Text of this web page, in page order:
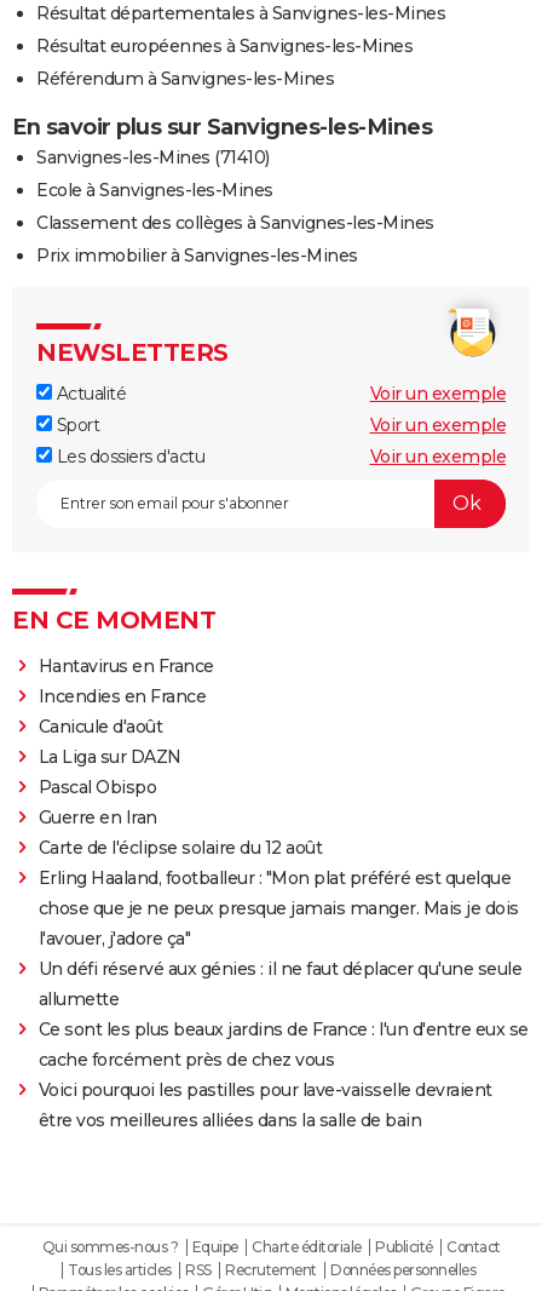
Résultat départementales à Sanvignes-les-Mines
Résultat européennes à Sanvignes-les-Mines
Référendum à Sanvignes-les-Mines
En savoir plus sur Sanvignes-les-Mines
Sanvignes-les-Mines (71410)
Ecole à Sanvignes-les-Mines
Classement des collèges à Sanvignes-les-Mines
Prix immobilier à Sanvignes-les-Mines
NEWSLETTERS
Actualité
Voir un exemple
Sport
Voir un exemple
Les dossiers d'actu
Voir un exemple
EN CE MOMENT
Hantavirus en France
Incendies en France
Canicule d'août
La Liga sur DAZN
Pascal Obispo
Guerre en Iran
Carte de l'éclipse solaire du 12 août
Erling Haaland, footballeur : "Mon plat préféré est quelque
chose que je ne peux presque jamais manger. Mais je dois
l'avouer, j'adore ça"
Un défi réservé aux génies : il ne faut déplacer qu'une seule
allumette
Ce sont les plus beaux jardins de France : l'un d'entre eux se
cache forcément près de chez vous
Voici pourquoi les pastilles pour lave-vaisselle devraient
être vos meilleures alliées dans la salle de bain
Qui sommes-nous ? Equipe Charte éditoriale Publicité
Contact
Tous les articles
RSS Recrutement
Données personnelles